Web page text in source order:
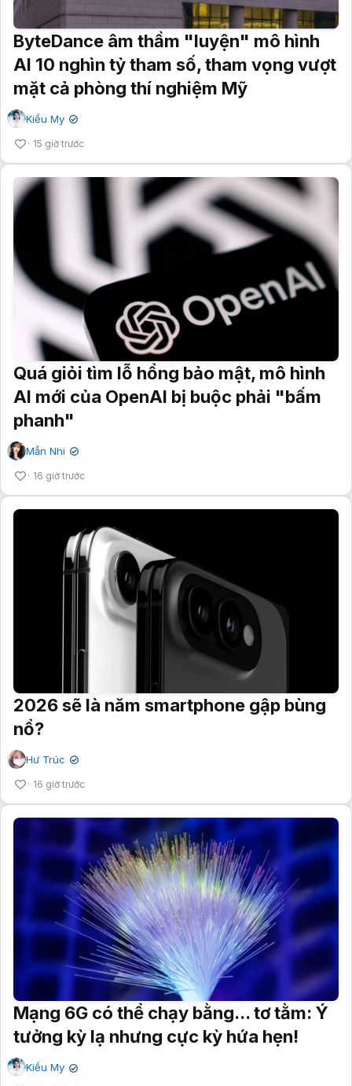
ByteDance âm thầm "luyện" mô hình
AI 10 nghìn tỷ tham số, tham vọng vượt
mặt cả phòng thí nghiệm Mỹ
Kiều My ✔
15 giờ trước
Quá giỏi tìm lỗ hổng bảo mật, mô hình
AI mới của OpenAI bị buộc phải "bấm
phanh"
Mẫn Nhi ✔
16 giờ trước
2026 sẽ là năm smartphone gập bùng
nổ?
Hư Trúc ✔
16 giờ trước
Mạng 6G có thể chạy bằng... tơ tằm: Ý
tưởng kỳ lạ nhưng cực kỳ hứa hẹn!
Kiều My ✔